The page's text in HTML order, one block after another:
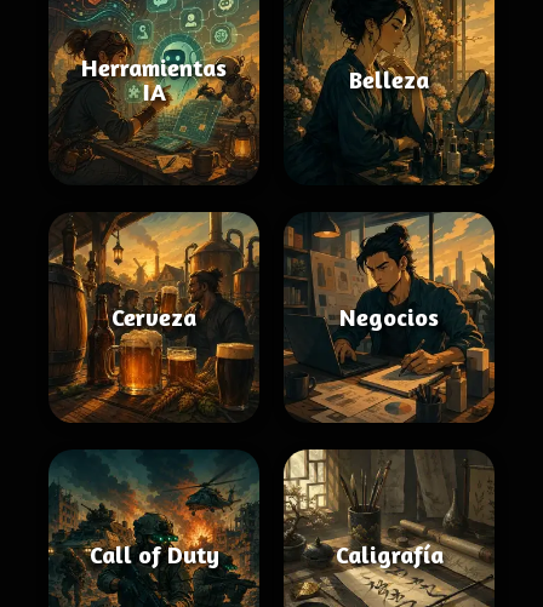
Herramientas
IA
Belleza
Cerveza Negocios
Call of Duty Caligrafía